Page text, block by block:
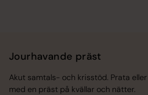
Jourhavande präst
Akut samtals- och krisstöd. Prata
med en präst på kvällar och nätter.